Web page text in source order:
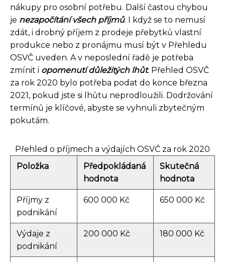
nákupy pro osobní potřebu. Další častou chybou
je nezapočítání všech příjmů. I když se to nemusí
zdát, i drobný příjem z prodeje přebytků vlastní
produkce nebo z pronájmu musí být v Přehledu
OSVČ uveden. A v neposlední řadě je potřeba
zmínit i opomenutí důležitých lhůt. Přehled OSVČ
za rok 2020 bylo potřeba podat do konce března
2021, pokud jste si lhůtu neprodloužili. Dodržování
termínů je klíčové, abyste se vyhnuli zbytečným
pokutám.
Přehled o příjmech a výdajích OSVČ za rok 2020
Položka
Předpokládaná
hodnota
Skutečná
hodnota
Příjmy z
podnikání
600 000 Kč 650 000 Kč
Výdaje z
podnikání
200 000 Kč 180 000 Kč